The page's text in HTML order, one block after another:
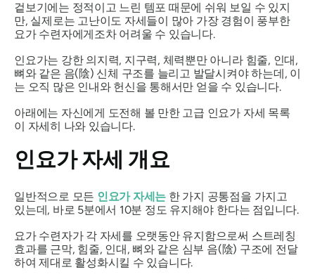
겉보기에는 정적이고 느린 템포 때문에 쉬워 보일 수 있지
만, 실제로는 고난이도 자세들이 많아 가장 경험이 풍부한
요가 수련자에게조차 어려울 수 있습니다.
인요가는 강한 의지력, 지구력, 체력뿐만 아니라 힘줄, 인대,
뼈와 같은 음(陰) 신체 구조를 늘리고 발달시켜야 하는데, 이
는 오직 많은 인내와 헌신을 통해서만 얻을 수 있습니다.
아래에는 자신에게 도전해 볼 만한 고급 인요가 자세 목록
이 자세히 나와 있습니다.
인요가 자세 개요
일반적으로 모든 인요가 자세는 한 가지 공통점을 가지고
있는데, 바로 5분에서 10분 정도 유지해야 한다는 점입니다.
요가 수련자가 각 자세를 오랫동안 유지함으로써 스트레칭
효과를 근막, 힘줄, 인대, 뼈와 같은 심부 음(陰) 구조에 전달
하여 제대로 활성화시킬 수 있습니다.